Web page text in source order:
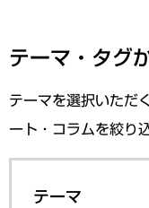
テーマ・タグ
テーマを選択いただ
ート・コラムを絞り
テーマ